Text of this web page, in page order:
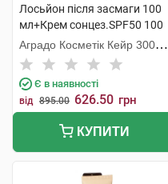
Лосьйон після засмаги 100
мл+Крем сонцез.SPF50 100
мл+Міст SPF50 75
мл+косметичка 1 набір
Аградо Косметік Кейр 3000
С.Л.У.
Є в наявності
від 895.00 626.50 грн
КУПИТИ